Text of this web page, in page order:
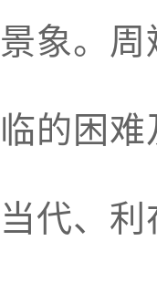
景象。
临的困
当代、